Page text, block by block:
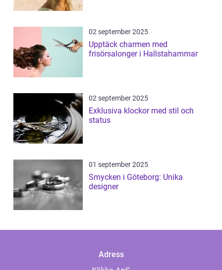
02 september 2025
Upptäck charmen med
frisörsalonger i Hallstahammar
02 september 2025
Exklusiva klockor med stil och
status
01 september 2025
Smycken i Göteborg: Unika
designer
Adress